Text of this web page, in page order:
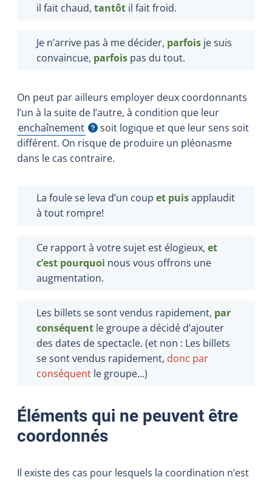
il fait chaud, tantôt il fait froid.
Je n’arrive pas à me décider, parfois je suis
convaincue, parfois pas du tout.
On peut par ailleurs employer deux coordonnants
l’un à la suite de l’autre, à condition que leur
enchaînement
Afficher l'infobullesoit logique et que leur sens soit
différent. On risque de produire un pléonasme
dans le cas contraire.
La foule se leva d’un coup et puisapplaudit
à tout rompre!
Ce rapport à votre sujet est élogieux, et
c’est pourquoi nous vous offrons une
augmentation.
Les billets se sont vendus rapidement, par
conséquent le groupe a décidé d’ajouter
des dates de spectacle. (et non : Les billets
se sont vendus rapidement, donc par
conséquent le groupe...)
Éléments qui ne peuvent être
coordonnés
Il existe des cas pour lesquels la coordination n’est